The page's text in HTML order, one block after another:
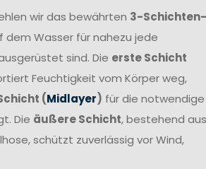
wir das bewährten 3-Schichten-
dem Wasser für nahezu jede
sind. Die erste Schicht
Feuchtigkeit vom Körper weg,
(Midlayer) für die notwendige
Die äußere Schicht, bestehend aus
schützt zuverlässig vor Wind,